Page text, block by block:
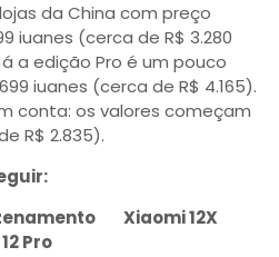
da China com preço
iuanes (cerca de R$ 3.280
a edição Pro é um pouco
iuanes (cerca de R$ 4.165).
conta: os valores começam
R$ 2.835).
Xiaomi 12X
Pro